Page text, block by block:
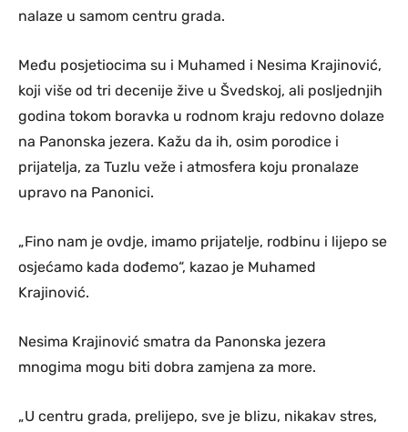
nalaze u samom centru grada.
Među posjetiocima su i Muhamed i Nesima Krajinović,
koji više od tri decenije žive u Švedskoj, ali posljednjih
godina tokom boravka u rodnom kraju redovno dolaze
na Panonska jezera. Kažu da ih, osim porodice i
prijatelja, za Tuzlu veže i atmosfera koju pronalaze
upravo na Panonici.
„Fino nam je ovdje, imamo prijatelje, rodbinu i lijepo se
osjećamo kada dođemo“, kazao je Muhamed
Krajinović.
Nesima Krajinović smatra da Panonska jezera
mnogima mogu biti dobra zamjena za more.
„U centru grada, prelijepo, sve je blizu, nikakav stres,